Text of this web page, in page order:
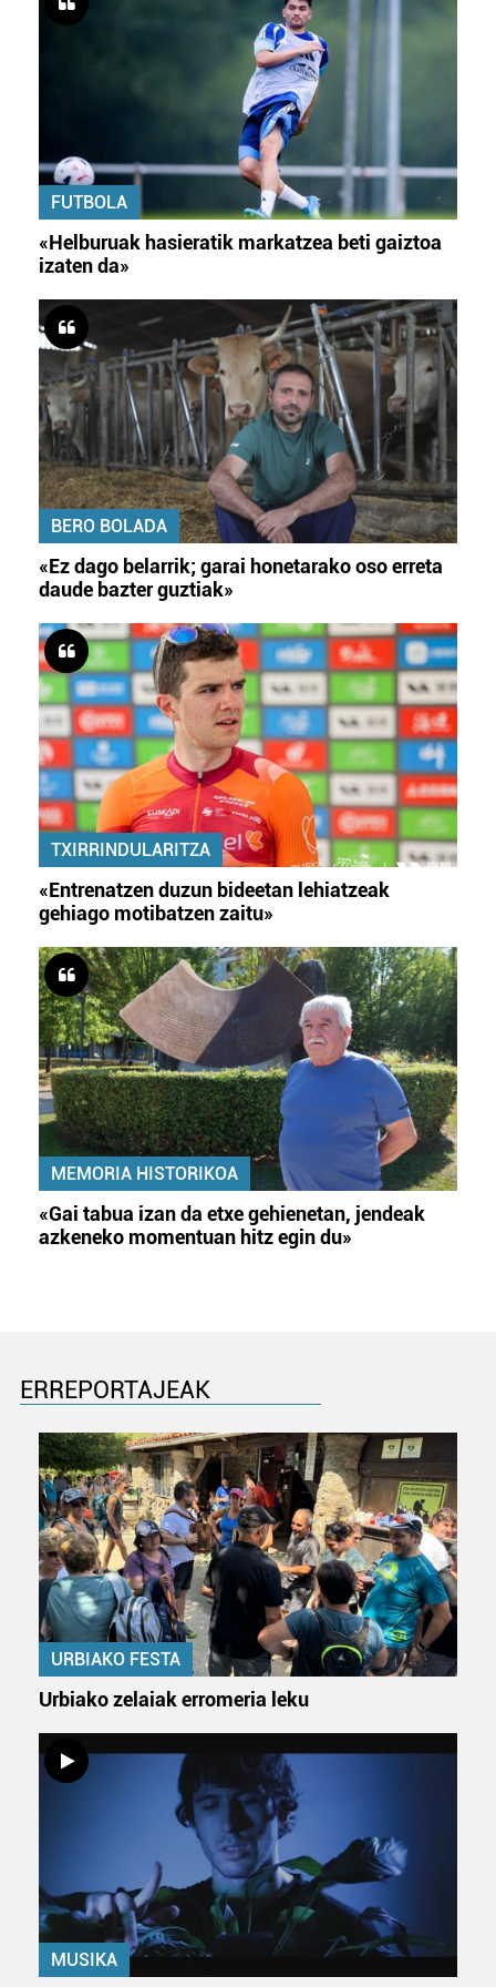
FUTBOLA
«Helburuak hasieratik markatzea beti gaiztoa
izaten da»
BERO BOLADA
«Ez dago belarrik; garai honetarako oso erreta
daude bazter guztiak»
TXIRRINDULARITZA
«Entrenatzen duzun bideetan lehiatzeak
gehiago motibatzen zaitu»
MEMORIA HISTORIKOA
«Gai tabua izan da etxe gehienetan, jendeak
azkeneko momentuan hitz egin du»
ERREPORTAJEAK
URBIAKO FESTA
Urbiako zelaiak erromeria leku
MUSIKA